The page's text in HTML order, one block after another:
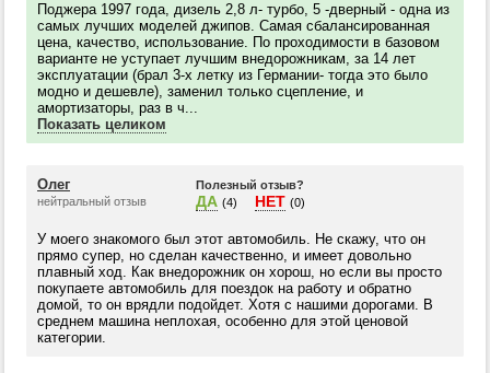
Поджера 1997 года, дизель 2,8 л- турбо, 5 -дверный - одна из
самых лучших моделей джипов. Самая сбалансированная
цена, качество, использование. По проходимости в базовом
варианте не уступает лучшим внедорожникам, за 14 лет
эксплуатации (брал 3-х летку из Германии- тогда это было
модно и дешевле), заменил только сцепление, и
амортизаторы, раз в ч...
Показать целиком
Олег
нейтральный отзыв
Полезный отзыв?
ДА (4) НЕТ (0)
У моего знакомого был этот автомобиль. Не скажу, что он
прямо супер, но сделан качественно, и имеет довольно
плавный ход. Как внедорожник он хорош, но если вы просто
покупаете автомобиль для поездок на работу и обратно
домой, то он врядли подойдет. Хотя с нашими дорогами. В
среднем машина неплохая, особенно для этой ценовой
категории.